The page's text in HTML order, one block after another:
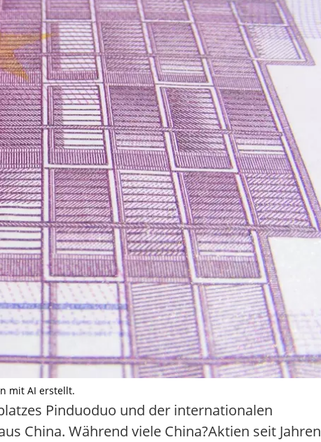
mit AI erstellt.
Pinduoduo und der internationalen
China. Während viele China?Aktien seit Jahren